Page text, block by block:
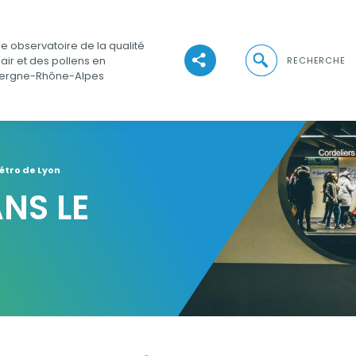
observatoire de la qualité
et des pollens en
Rhône-Alpes
Voir les réseaux sociaux
Ouvrir laRECHERCHE
de Lyon
LE